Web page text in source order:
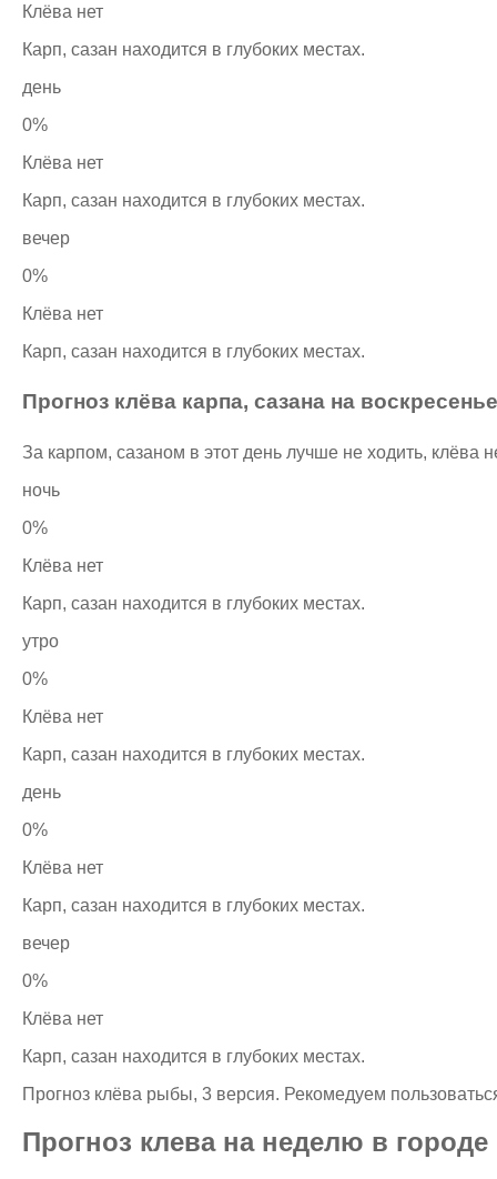
Клёва нет
Карп, сазан находится в глубоких местах.
день
0%
Клёва нет
Карп, сазан находится в глубоких местах.
вечер
0%
Клёва нет
Карп, сазан находится в глубоких местах.
Прогноз клёва карпа, сазана на
За карпом, сазаном в этот день лучше не ходить, клёва
ночь
0%
Клёва нет
Карп, сазан находится в глубоких местах.
утро
0%
Клёва нет
Карп, сазан находится в глубоких местах.
день
0%
Клёва нет
Карп, сазан находится в глубоких местах.
вечер
0%
Клёва нет
Карп, сазан находится в глубоких местах.
Прогноз клёва рыбы, 3 версия. Рекомедуем
Прогноз клева на неделю в